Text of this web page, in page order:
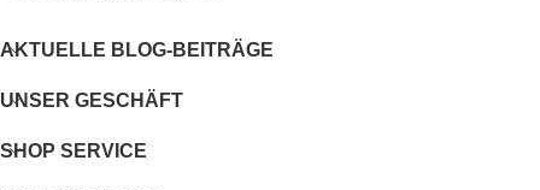
AKTUELLE BLOG-BEITRÄGE
UNSER GESCHÄFT
SHOP SERVICE